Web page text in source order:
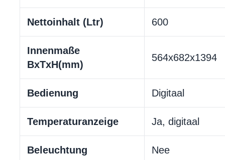
Nettoinhalt (Ltr) 600
Innenmaße
BxTxH(mm)
564x682x1394
Bedienung Digitaal
Temperaturanzeige Ja, digitaal
Beleuchtung Nee